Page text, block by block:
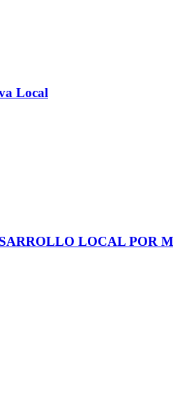
Local
LOCAL POR